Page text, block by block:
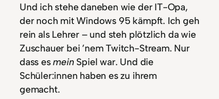
Und ich stehe daneben wie der IT-Opa,
der noch mit Windows 95 kämpft. Ich geh
rein als Lehrer – und steh plötzlich da wie
Zuschauer bei ’nem Twitch-Stream. Nur
dass esmein Spiel war. Und die
Schüler:innen haben es zu ihrem
gemacht.